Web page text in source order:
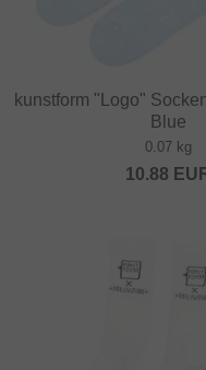
kunstform "Logo"
Blue
0.07 kg
10.88